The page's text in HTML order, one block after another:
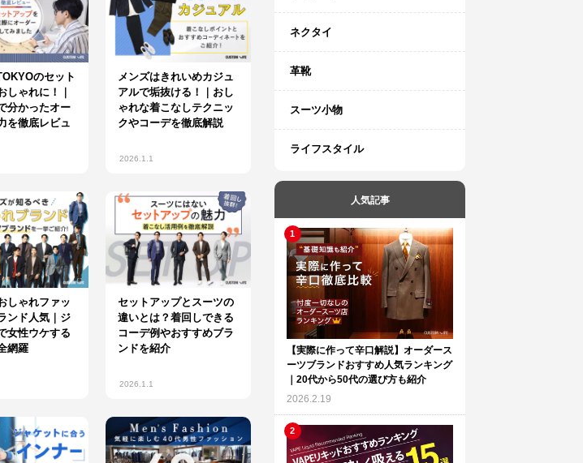
のセット
しゃれに！｜
分かったオー
を徹底レビュ
メンズはきれいめカジュ
アルで垢抜ける！｜おし
ゃれな着こなしテクニッ
クやコーデを徹底解説
2026.1.1
しゃれファッ
ンド人気｜ジ
女性ウケする
網羅
セットアップとスーツの
違いとは？着回しできる
コーデ例やおすすめブラ
ンドを紹介
2026.1.1
ネクタイ
革靴
スーツ小物
ライフスタイル
人気記事
【実際に作って辛口解説】オーダース
ーツブランドおすすめ人気ランキング
｜20代から50代の選び方も紹介
2026.2.19